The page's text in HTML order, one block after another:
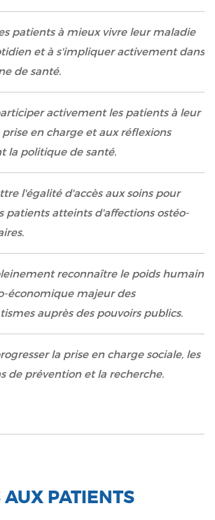
patients à mieux vivre leur maladie
et à s'impliquer activement dans
de santé.
activement les patients à leur
en charge et aux réflexions
la politique de santé.
l'égalité d'accès aux soins pour
patients atteints d'affections ostéo-
reconnaître le poids humain
économique majeur des
auprès des pouvoirs publics.
la prise en charge sociale, les
de prévention et la recherche.
AUX PATIENTS